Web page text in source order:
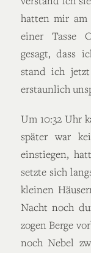
hatten mir am
einer Tasse
gesagt, dass
stand ich
erstaunlich
Um 10:32 Uhr
später war
einstiegen,
setzte sich
kleinen
Nacht noch
zogen Berge
noch Nebel